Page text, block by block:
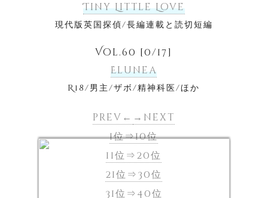
Tiny Little Love
現代版英国探偵/長編連載と読切短編
Vol.60 [0/17]
Elunea
R18/男主/ザボ/精神科医/ほか
prev← →next
1位⇒10位
11位⇒20位
21位⇒30位
31位⇒40位